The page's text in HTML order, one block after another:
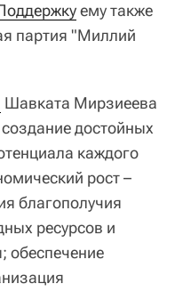
ему также
партия "Миллий
Шавката Мирзиеева
достойных
каждого
рост –
благополучия
ресурсов и
обеспечение